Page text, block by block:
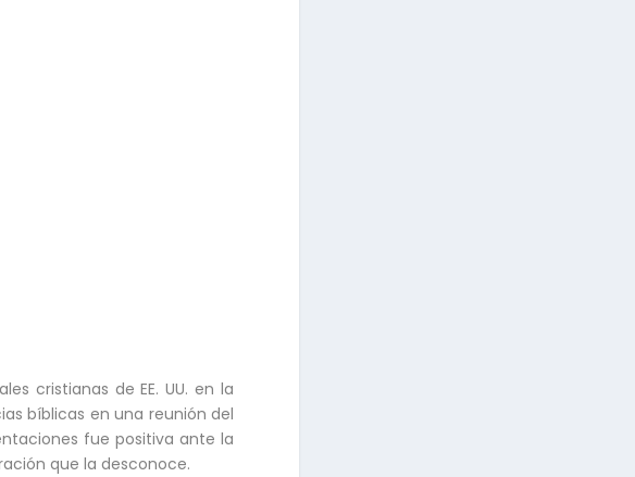
cristianas de EE. UU. en la
bíblicas en una reunión del
fue positiva ante la
que la desconoce.